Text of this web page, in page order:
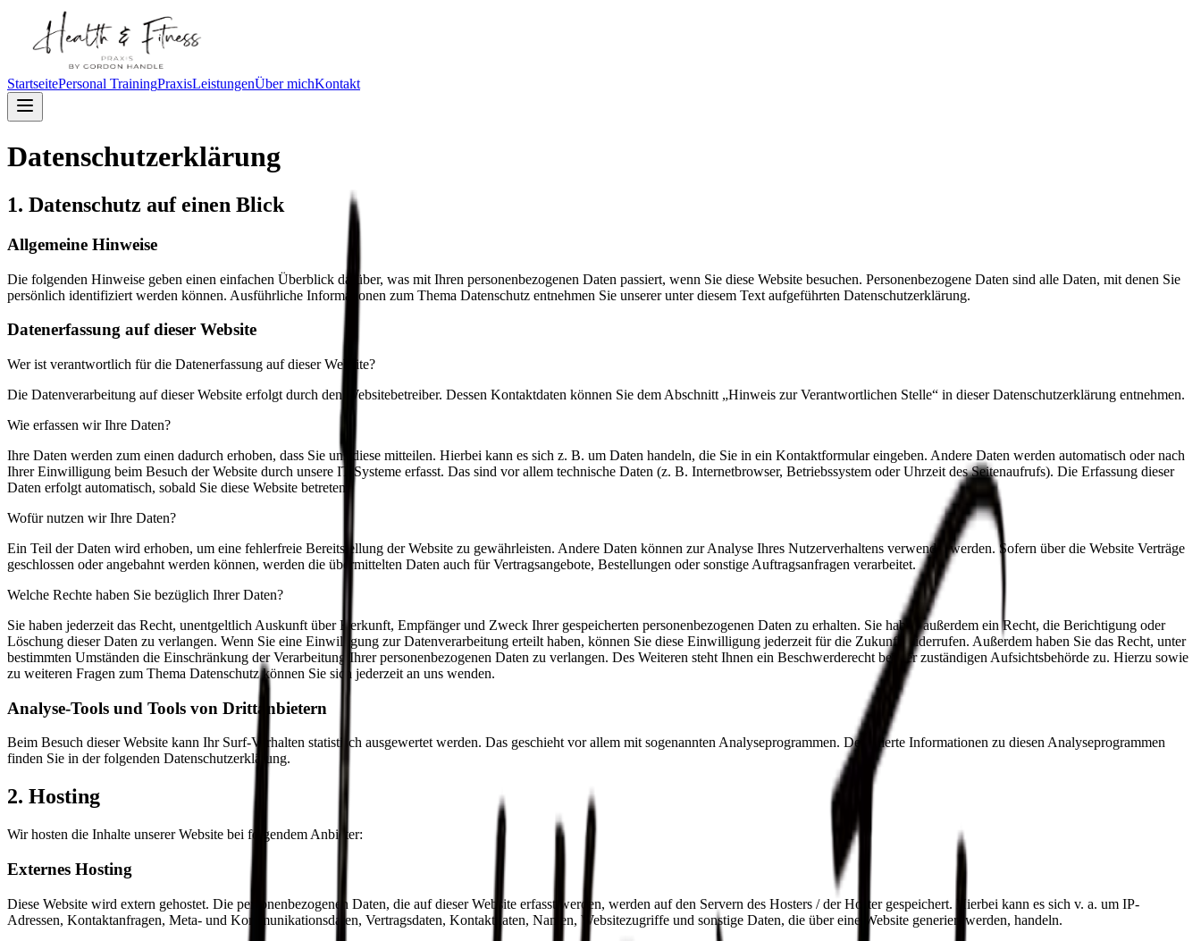
StartseitePersonal TrainingPraxisLeistungenÜber michKontakt
Datenschutzerklärung
1. Datenschutz auf einen Blick
Allgemeine Hinweise
Die folgenden Hinweise geben einen einfachen Überblick darüber, was mit Ihren personenbezogenen Daten passiert, wenn Sie diese Website besuchen. Personenbezogene Daten sind alle Daten, mit denen Sie
persönlich identifiziert werden können. Ausführliche Informationen zum Thema Datenschutz entnehmen Sie unserer unter diesem Text aufgeführten Datenschutzerklärung.
Datenerfassung auf dieser Website
Wer ist verantwortlich für die Datenerfassung auf dieser Website?
Die Datenverarbeitung auf dieser Website erfolgt durch den Websitebetreiber. Dessen Kontaktdaten können Sie dem Abschnitt „Hinweis zur Verantwortlichen Stelle“ in dieser Datenschutzerklärung entnehmen.
Wie erfassen wir Ihre Daten?
Ihre Daten werden zum einen dadurch erhoben, dass Sie uns diese mitteilen. Hierbei kann es sich z. B. um Daten handeln, die Sie in ein Kontaktformular eingeben. Andere Daten werden automatisch oder nach
Ihrer Einwilligung beim Besuch der Website durch unsere IT-Systeme erfasst. Das sind vor allem technische Daten (z. B. Internetbrowser, Betriebssystem oder Uhrzeit des Seitenaufrufs). Die Erfassung dieser
Daten erfolgt automatisch, sobald Sie diese Website betreten.
Wofür nutzen wir Ihre Daten?
Ein Teil der Daten wird erhoben, um eine fehlerfreie Bereitstellung der Website zu gewährleisten. Andere Daten können zur Analyse Ihres Nutzerverhaltens verwendet werden. Sofern über die Website Verträge
geschlossen oder angebahnt werden können, werden die übermittelten Daten auch für Vertragsangebote, Bestellungen oder sonstige Auftragsanfragen verarbeitet.
Welche Rechte haben Sie bezüglich Ihrer Daten?
Sie haben jederzeit das Recht, unentgeltlich Auskunft über Herkunft, Empfänger und Zweck Ihrer gespeicherten personenbezogenen Daten zu erhalten. Sie haben außerdem ein Recht, die Berichtigung oder
Löschung dieser Daten zu verlangen. Wenn Sie eine Einwilligung zur Datenverarbeitung erteilt haben, können Sie diese Einwilligung jederzeit für die Zukunft widerrufen. Außerdem haben Sie das Recht, unter
bestimmten Umständen die Einschränkung der Verarbeitung Ihrer personenbezogenen Daten zu verlangen. Des Weiteren steht Ihnen ein Beschwerderecht bei der zuständigen Aufsichtsbehörde zu. Hierzu sowie
zu weiteren Fragen zum Thema Datenschutz können Sie sich jederzeit an uns wenden.
Analyse-Tools und Tools von Drittanbietern
Beim Besuch dieser Website kann Ihr Surf-Verhalten statistisch ausgewertet werden. Das geschieht vor allem mit sogenannten Analyseprogrammen. Detaillierte Informationen zu diesen Analyseprogrammen
finden Sie in der folgenden Datenschutzerklärung.
2. Hosting
Wir hosten die Inhalte unserer Website bei folgendem Anbieter:
Externes Hosting
Diese Website wird extern gehostet. Die personenbezogenen Daten, die auf dieser Website erfasst werden, werden auf den Servern des Hosters / der Hoster gespeichert. Hierbei kann es sich v. a. um IP-
Adressen, Kontaktanfragen, Meta- und Kommunikationsdaten, Vertragsdaten, Kontaktdaten, Namen, Websitezugriffe und sonstige Daten, die über eine Website generiert werden, handeln.